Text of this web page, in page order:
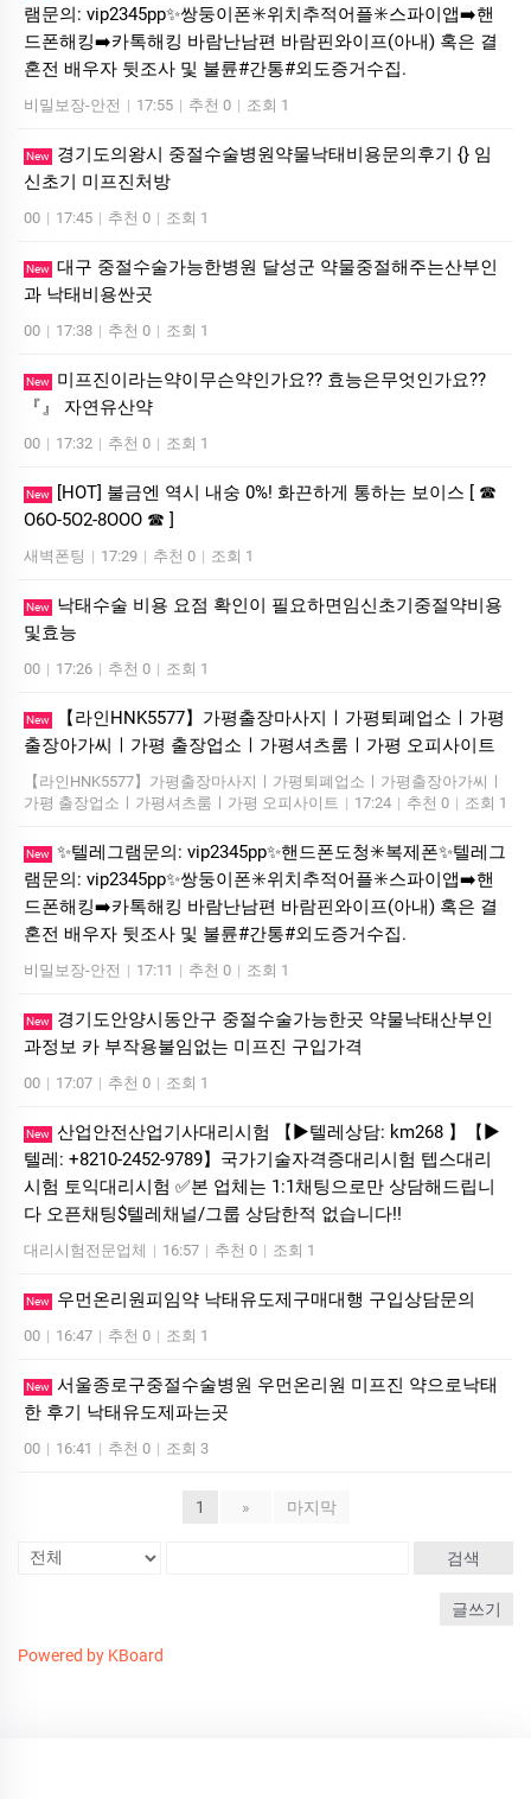
램문의: vip2345pp✨쌍둥이폰✳️위치추적어플✳️스파이앱➡️핸
드폰해킹➡️카톡해킹 바람난남편 바람핀와이프(아내) 혹은 결
혼전 배우자 뒷조사 및 불륜#간통#외도증거수집.
비밀보장-안전 | 17:55 | 추천 0 | 조회 1
New
경기도의왕시 중절수술병원약물낙태비용문의후기 {} 임
신초기 미­프진처방
00 | 17:45 | 추천 0 | 조회 1
New 대구 중절수술가능한병원 달성군 약물중절해주는산부인
과 낙­태비용싼곳
00 | 17:38 | 추천 0 | 조회 1
New
미프진이라는약이무슨약인가요?? 효능은무엇인가요??
『』 자연유산약
00 | 17:32 | 추천 0 | 조회 1
New
[HOT] 불금엔 역시 내숭 0%! 화끈하게 통하는 보이스 [ ☎
O6O-5O2-8OOO ☎ ]
새벽폰팅 | 17:29 | 추천 0 | 조회 1
New
낙태수술 비용 요점 확인이 필요하면임신초기중절약비용
및효능
00 | 17:26 | 추천 0 | 조회 1
New
【라인HNK5577】가평출장마사지ㅣ가평퇴폐업소ㅣ가평
출장아가씨ㅣ가평 출장업소ㅣ가평셔츠룸ㅣ가평 오피사이트
【라인HNK5577】가평출장마사지ㅣ가평퇴폐업소ㅣ가평출장아가씨ㅣ
가평 출장업소ㅣ가평셔츠룸ㅣ가평 오피사이트 | 17:24 | 추천 0 | 조회 1
New ✨텔레그램문의: vip2345pp✨핸드폰도청✳️복제폰✨텔레그
램문의: vip2345pp✨쌍둥이폰✳️위치추적어플✳️스파이앱➡️핸
드폰해킹➡️카톡해킹 바람난남편 바람핀와이프(아내) 혹은 결
혼전 배우자 뒷조사 및 불륜#간통#외도증거수집.
비밀보장-안전 | 17:11 | 추천 0 | 조회 1
New
경기도안양시동안구 중절수술가능한곳 약물낙태산부인
과정보 카 부작용불임없는 미프진 구입가격
00 | 17:07 | 추천 0 | 조회 1
New 산업안전산업기사대리시험 【▶텔레상담: km268 】【▶
텔레: +8210-2452-9789】국가기술자격증대리시험 텝스대리
시험 토익대리시험 ✅본 업체는 1:1채팅으로만 상담해드립니
다 오픈채팅$텔레채널/그룹 상담한적 없습니다!!
대리시험전문업체 | 16:57 | 추천 0 | 조회 1
New 우먼온리원피임약 낙태유도제구매대행 구입상담문의
00 | 16:47 | 추천 0 | 조회 1
New 서울종로구중절수술병원 우먼온리원 미프진 약으로낙태
한 후기 낙­태유도제파는곳
00 | 16:41 | 추천 0 | 조회 3
1 » 마지막
검색
글쓰기
Powered by KBoard